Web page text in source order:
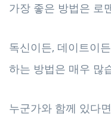
가장 좋은 방법은 로
독신이든, 데이트이
하는 방법은 매우 많
누군가와 함께 있다